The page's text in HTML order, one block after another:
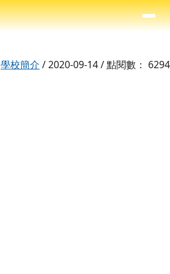
⏸
學校簡介 / 2020-09-14 / 點閱數： 6294